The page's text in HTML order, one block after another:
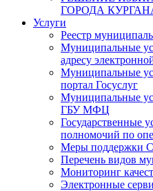
ГОРОДА
Услуги
Реестр
Муниципальные
адресу
Муниципальные
портал Госуслуг
Муниципальные
ГБУ МФЦ
Государственные
полномочий по
Меры поддержки
Перечень видов
Мониторинг
Электронные